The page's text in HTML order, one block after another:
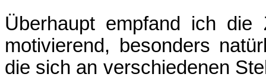
Überhaupt empfand ich
motivierend, besonders
die sich an verschiedenen